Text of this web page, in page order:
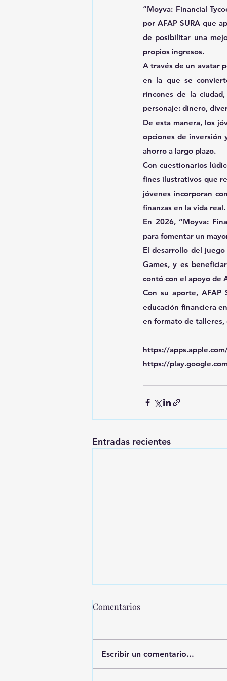
“Moyva: Financial
por AFAP SURA que
de posibilitar una
propios ingresos.
A través de un avatar
en la que se
rincones de la
personaje: dinero,
De esta manera, los
opciones de inversión
ahorro a largo plazo.
Con cuestionarios
fines ilustrativos que
jóvenes incorporan
finanzas en la vida real.
En 2026, “Moyva:
para fomentar un
El desarrollo del
Games, y es
contó con el apoyo de
Con su aporte, AFAP
educación financiera
en formato de talleres,
https://
https://
Entradas recientes
Comentarios
Escribir un comentario...